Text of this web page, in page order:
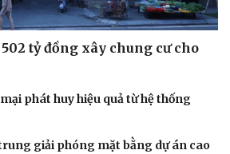
Cửa sổ tình yêu
Kể chuyện cho bé
Hạt giống tâm hồn
tỷ đồng xây chung cư cho
phát huy hiệu quả từ hệ thống
giải phóng mặt bằng dự án cao